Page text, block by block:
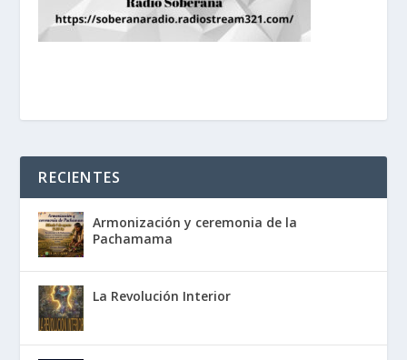
RECIENTES
Armonización y ceremonia de la
Pachamama
La Revolución Interior